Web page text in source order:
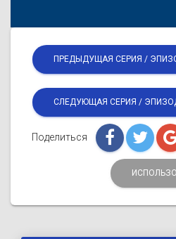
ПРЕДЫДУЩАЯ СЕРИЯ /
СЛЕДУЮЩАЯ СЕРИЯ /
Поделиться